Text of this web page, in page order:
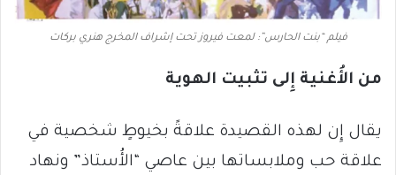
فيلم “بنت الحارس”: لمعت فيروز تحت إشراف المخرج هنري بركات
من الأُغنية إِلى تثبيت الهوية
يقال إِن لهذه القصيدة علاقةً بخيوطٍ شخصية في
علاقة حب وملابساتها بين عاصي “الأُستاذ” ونهاد